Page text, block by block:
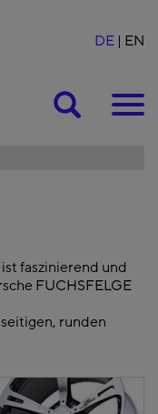
DE EN
faszinierend und
FUCHSFELGE
runden